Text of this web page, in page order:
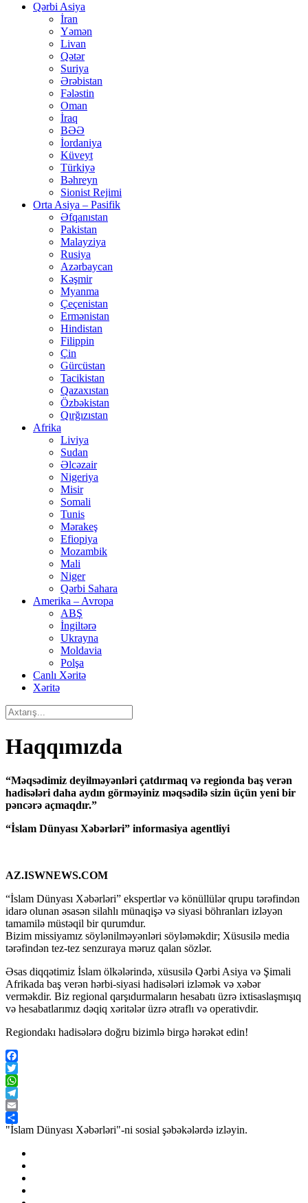
Qərbi Asiya
İran
Yəmən
Livan
Qətər
Suriya
Ərəbistan
Fələstin
Oman
İraq
BƏƏ
İordaniya
Küveyt
Türkiyə
Bəhreyn
Sionist Rejimi
Orta Asiya – Pasifik
Əfqanıstan
Pakistan
Malayziya
Rusiya
Azərbaycan
Kəşmir
Myanma
Çeçenistan
Ermənistan
Hindistan
Filippin
Çin
Gürcüstan
Tacikistan
Qazaxıstan
Özbəkistan
Qırğızıstan
Afrika
Liviya
Sudan
Əlcəzair
Nigeriya
Misir
Somali
Tunis
Mərakeş
Efiopiya
Mozambik
Mali
Niger
Qərbi Sahara
Amerika – Avropa
ABŞ
İngiltərə
Ukrayna
Moldavia
Polşa
Canlı Xəritə
Xəritə
Haqqımızda
“Məqsədimiz deyilməyənləri çatdırmaq və regionda baş verən
hadisələri daha aydın görməyiniz məqsədilə sizin üçün yeni bir
pəncərə açmaqdır.”
“İslam Dünyası Xəbərləri” informasiya agentliyi
AZ.ISWNEWS.COM
“İslam Dünyası Xəbərləri” ekspertlər və könüllülər qrupu tərəfindən
idarə olunan əsasən silahlı münaqişə və siyasi böhranları izləyən
tamamilə müstəqil bir qurumdur.
Bizim missiyamız söylənilməyənləri söyləməkdir; Xüsusilə media
tərəfindən tez-tez senzuraya məruz qalan sözlər.
Əsas diqqətimiz İslam ölkələrində, xüsusilə Qərbi Asiya və Şimali
Afrikada baş verən hərbi-siyasi hadisələri izləmək və xəbər
verməkdir. Biz regional qarşıdurmaların hesabatı üzrə ixtisaslaşmışıq
və hesabatlarımız dəqiq xəritələr üzrə ətraflı və operativdir.
Regiondakı hadisələrə doğru bizimlə birgə hərəkət edin!
Facebook
Twitter
WhatsApp
Telegram
Email
Share
"İslam Dünyası Xəbərləri"-ni sosial şəbəkələrdə izləyin.